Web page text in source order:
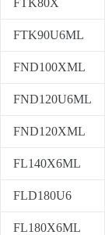
FTK90U6ML
FND100XML
FND120U6ML
FND120XML
FL140X6ML
FLD180U6
FL180X6ML